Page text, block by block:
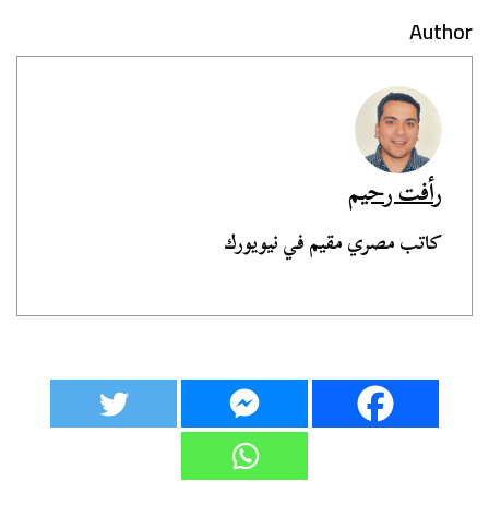
Author
رأفت رحيم
كاتب مصري مقيم في نيويورك